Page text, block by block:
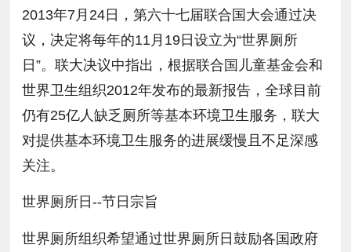
2013年7月24日，第六十七届联合国大会通过决
议，决定将每年的11月19日设立为“世界厕所
日”。联大决议中指出，根据联合国儿童基金会和
世界卫生组织2012年发布的最新报告，全球目前
仍有25亿人缺乏厕所等基本环境卫生服务，联大
对提供基本环境卫生服务的进展缓慢且不足深感
关注。
世界厕所日--节日宗旨
世界厕所组织希望通过世界厕所日鼓励各国政府